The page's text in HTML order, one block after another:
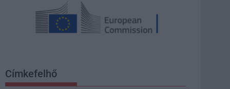
Címkefelhő